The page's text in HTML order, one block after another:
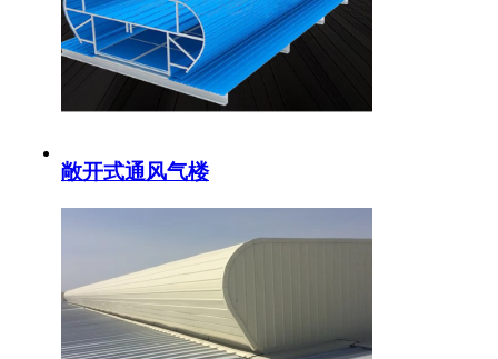
敞开式通风气楼